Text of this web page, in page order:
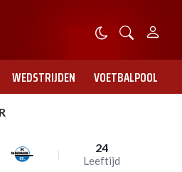
WEDSTRIJDEN VOETBALPOOL
24
Leeftijd